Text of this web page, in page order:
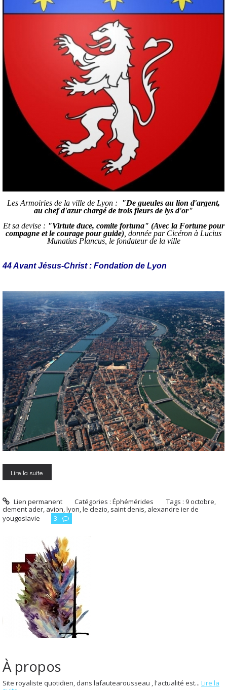
Les Armoiries de la ville de Lyon :
"De gueules au lion d'argent,
au chef d'azur chargé de trois fleurs de lys d'or"
Et sa devise : "Virtute duce, comite fortuna" (Avec la Fortune pour
compagne et le courage pour guide) , donnée par Cicéron à Lucius
Munatius Plancus, le fondateur de la ville
44 Avant Jésus-Christ : Fondation de Lyon
Lire la suite
Lien permanent Catégories :Éphémérides Tags : 9 octobre,
clement ader, avion,lyon,le clezio, saint denis, alexandre ier de
yougoslavie
3
À propos
Site royaliste quotidien, dans lafautearousseau , l'actualité est... Lire la